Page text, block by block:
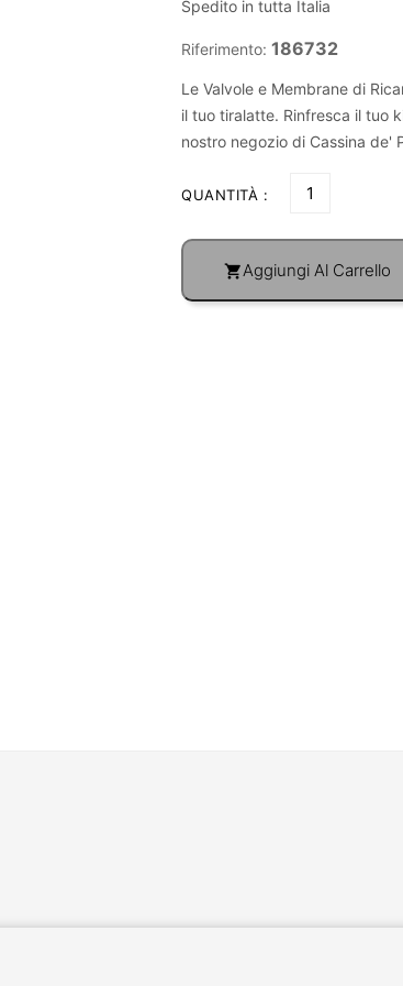
Spedito in tutta Italia
Riferimento: 186732
Le Valvole e Membrane di
il tuo tiralatte. Rinfresca il tuo
nostro negozio di Cassina de'
QUANTITÀ :
Aggiungi Al Carrello